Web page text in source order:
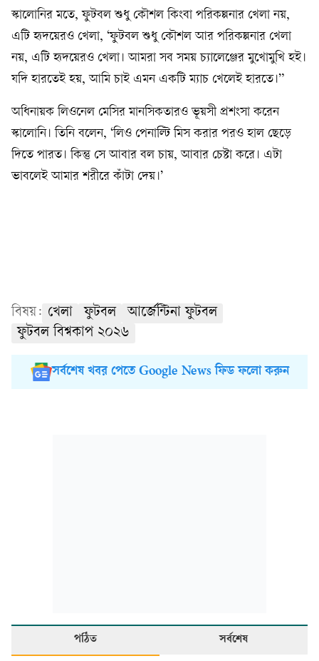
স্কালোনির মতে, ফুটবল শুধু কৌশল কিংবা পরিকল্পনার খেলা নয়,
এটি হৃদয়েরও খেলা, ‘ফুটবল শুধু কৌশল আর পরিকল্পনার খেলা
নয়, এটি হৃদয়েরও খেলা। আমরা সব সময় চ্যালেঞ্জের মুখোমুখি হই।
যদি হারতেই হয়, আমি চাই এমন একটি ম্যাচ খেলেই হারতে।”
অধিনায়ক লিওনেল মেসির মানসিকতারও ভূয়সী প্রশংসা করেন
স্কালোনি। তিনি বলেন, ‘লিও পেনাল্টি মিস করার পরও হাল ছেড়ে
দিতে পারত। কিন্তু সে আবার বল চায়, আবার চেষ্টা করে। এটা
ভাবলেই আমার শরীরে কাঁটা দেয়।’
বিষয়: খেলা ফুটবল
আর্জেন্টিনা ফুটবল
ফুটবল বিশ্বকাপ ২০২৬
সর্বশেষ খবর পেতে Google News ফিড ফলো করুন
পঠিত সর্বশেষ